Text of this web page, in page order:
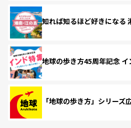
知れば知るほど好きになる
地球の歩き方45周年記念 イ
「地球の歩き方」シリーズ